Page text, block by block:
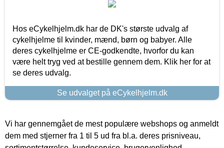
Hos eCykelhjelm.dk har de DK's største udvalg af
cykelhjelme til kvinder, mænd, børn og babyer. Alle
deres cykelhjelme er CE-godkendte, hvorfor du kan
være helt tryg ved at bestille gennem dem. Klik her for at
se deres udvalg.
Se udvalget på eCykelhjelm.dk
Vi har gennemgået de mest populære webshops og anmeldt
dem med stjerner fra 1 til 5 ud fra bl.a. deres prisniveau,